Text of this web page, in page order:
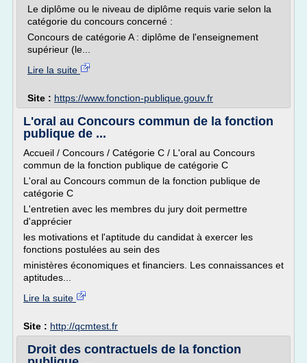
Le diplôme ou le niveau de diplôme requis varie selon la
catégorie du concours concerné :
Concours de catégorie A : diplôme de l'enseignement
supérieur (le...
Lire la suite
Site : https://www.fonction-publique.gouv.fr
L'oral au Concours commun de la fonction
publique de ...
Accueil / Concours / Catégorie C / L'oral au Concours
commun de la fonction publique de catégorie C
L'oral au Concours commun de la fonction publique de
catégorie C
L'entretien avec les membres du jury doit permettre
d'apprécier
les motivations et l'aptitude du candidat à exercer les
fonctions postulées au sein des
ministères économiques et financiers. Les connaissances et
aptitudes...
Lire la suite
Site : http://qcmtest.fr
Droit des contractuels de la fonction